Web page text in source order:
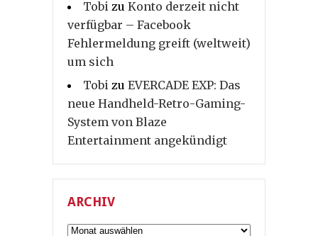
Tobi zu Konto derzeit nicht
verfügbar – Facebook
Fehlermeldung greift (weltweit)
um sich
Tobi zu EVERCADE EXP: Das
neue Handheld-Retro-Gaming-
System von Blaze
Entertainment angekündigt
ARCHIV
Archiv